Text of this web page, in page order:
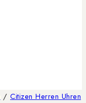
/ Citizen Herren Uhren